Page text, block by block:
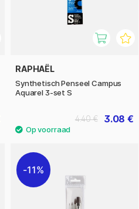
RAPHAËL
Synthetisch Penseel Campus
Aquarel 3-set S
3.08 €
4.40 €
11%